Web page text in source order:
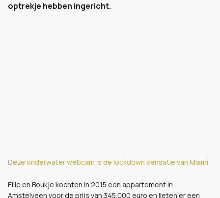
optrekje hebben ingericht.
Deze onderwater webcam is de lockdown sensatie van Miami
Ellie en Boukje kochten in 2015 een appartement in
Amstelveen voor de prijs van 345.000 euro en lieten er een